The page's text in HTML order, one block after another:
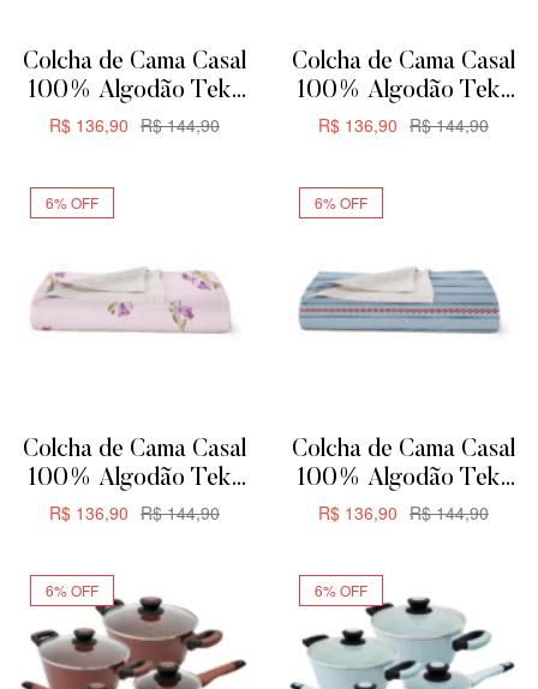
Colcha de Cama Casal
100% Algodão Teka
Allegro Plus –
R$144,90
R$ 136,90
Colcha de Cama Casal
100% Algodão Teka
Allegro Plus –
R$144,90
R$ 136,90
6% OFF
Colcha de Cama Casal
100% Algodão Teka
Allegro Plus –
R$144,90
R$ 136,90
6% OFF
Colcha de Cama Casal
100% Algodão Teka
Allegro Plus –
R$144,90
R$ 136,90
6% OFF 6% OFF